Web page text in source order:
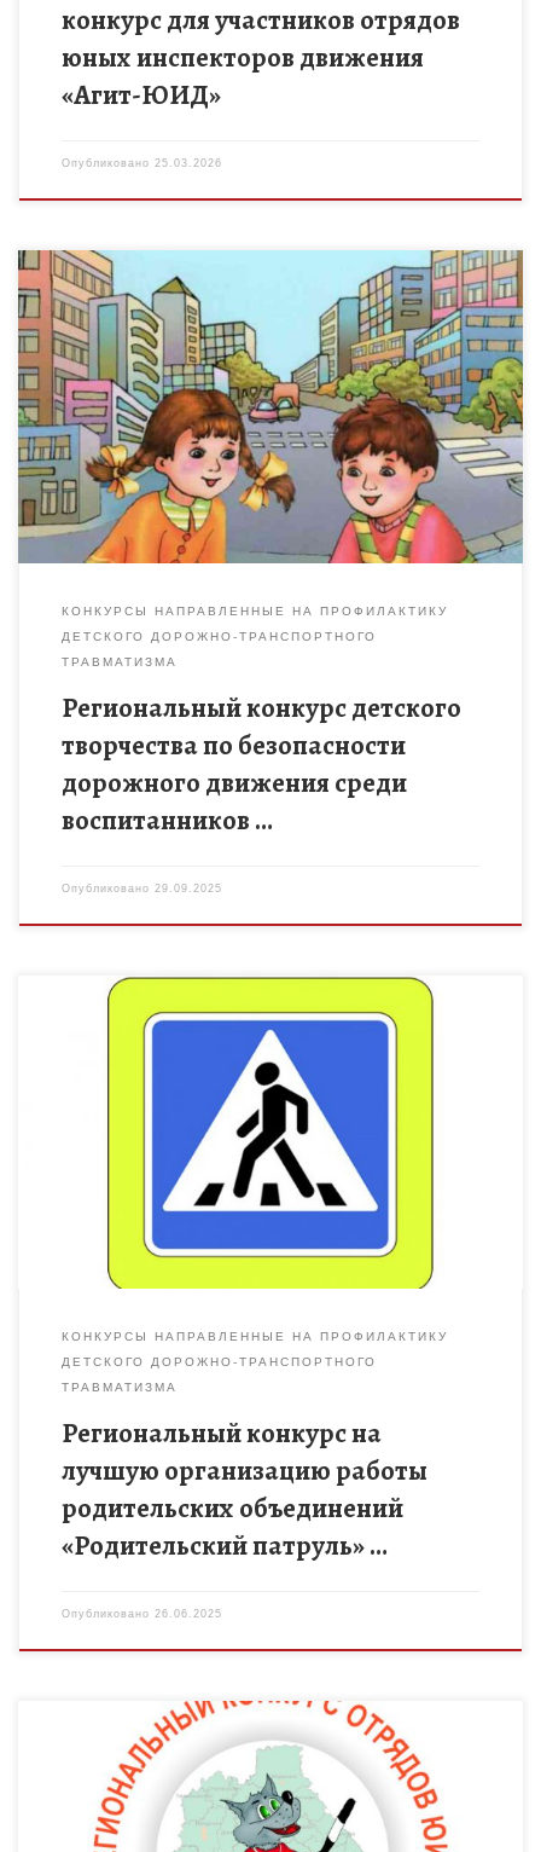
конкурс для участников отрядов
юных инспекторов движения
«Агит-ЮИД»
Опубликовано 25.03.2026
КОНКУРСЫ НАПРАВЛЕННЫЕ НА ПРОФИЛАКТИКУ
ДЕТСКОГО ДОРОЖНО-ТРАНСПОРТНОГО
ТРАВМАТИЗМА
Региональный конкурс детского
творчества по безопасности
дорожного движения среди
воспитанников …
Опубликовано 29.09.2025
КОНКУРСЫ НАПРАВЛЕННЫЕ НА ПРОФИЛАКТИКУ
ДЕТСКОГО ДОРОЖНО-ТРАНСПОРТНОГО
ТРАВМАТИЗМА
Региональный конкурс на
лучшую организацию работы
родительских объединений
«Родительский патруль» …
Опубликовано 26.06.2025